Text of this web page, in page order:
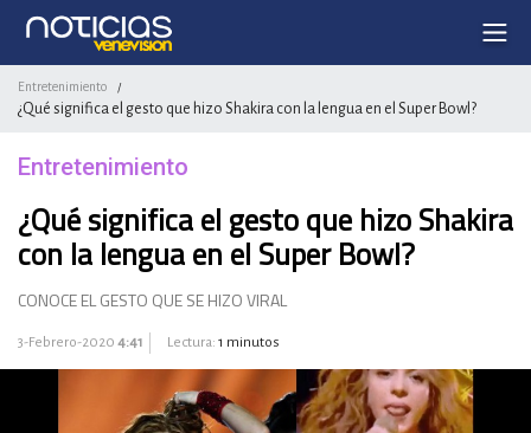
Entretenimiento /
¿Qué significa el gesto que hizo Shakira con la lengua en el Super Bowl?
Entretenimiento
¿Qué significa el gesto que hizo Shakira
con la lengua en el Super Bowl?
CONOCE EL GESTO QUE SE HIZO VIRAL
3-Febrero-2020 4:41 Lectura: 1 minutos